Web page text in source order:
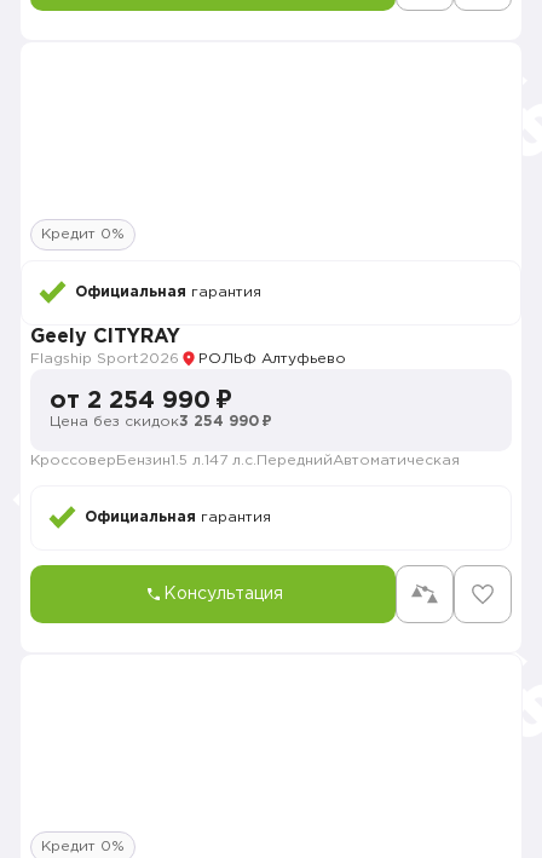
Кредит 0%
Официальная гарантия
Geely CITYRAY
Flagship Sport2026 РОЛЬФ Алтуфьево
от 2 254 990 ₽
Цена без скидок3 254 990 ₽
Кроссовер Бензин1.5 л. 147 л.с. ПереднийАвтоматическая
Официальная гарантия
Консультация
Кредит 0%